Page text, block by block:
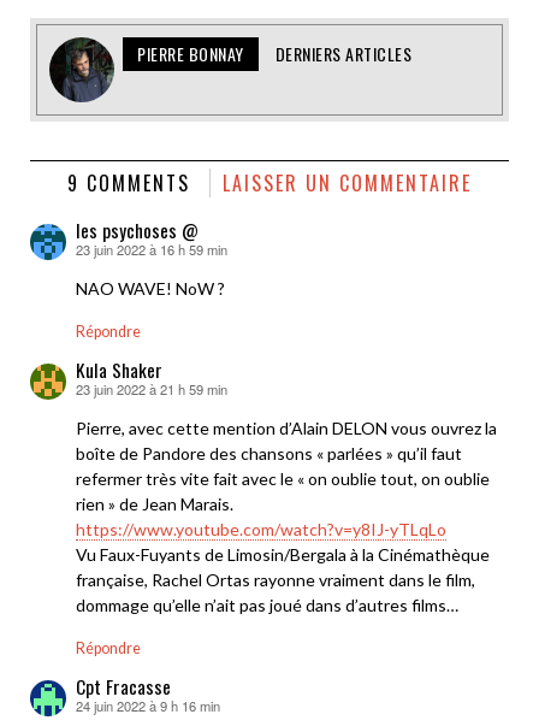
PIERRE BONNAY DERNIERS ARTICLES
9 COMMENTS LAISSER UN COMMENTAIRE
les psychoses @
dit :
23 juin 2022 à 16 h 59 min
NAO WAVE! NoW ?
Répondre
Kula Shaker
dit :
23 juin 2022 à 21 h 59 min
Pierre, avec cette mention d’Alain DELON vous ouvrez la
boîte de Pandore des chansons « parlées » qu’il faut
refermer très vite fait avec le « on oublie tout, on oublie
rien » de Jean Marais.
https://www.youtube.com/watch?v=y8IJ-yTLqLo
Vu Faux-Fuyants de Limosin/Bergala à la Cinémathèque
française, Rachel Ortas rayonne vraiment dans le film,
dommage qu’elle n’ait pas joué dans d’autres films…
Répondre
Cpt Fracasse
dit :
24 juin 2022 à 9 h 16 min